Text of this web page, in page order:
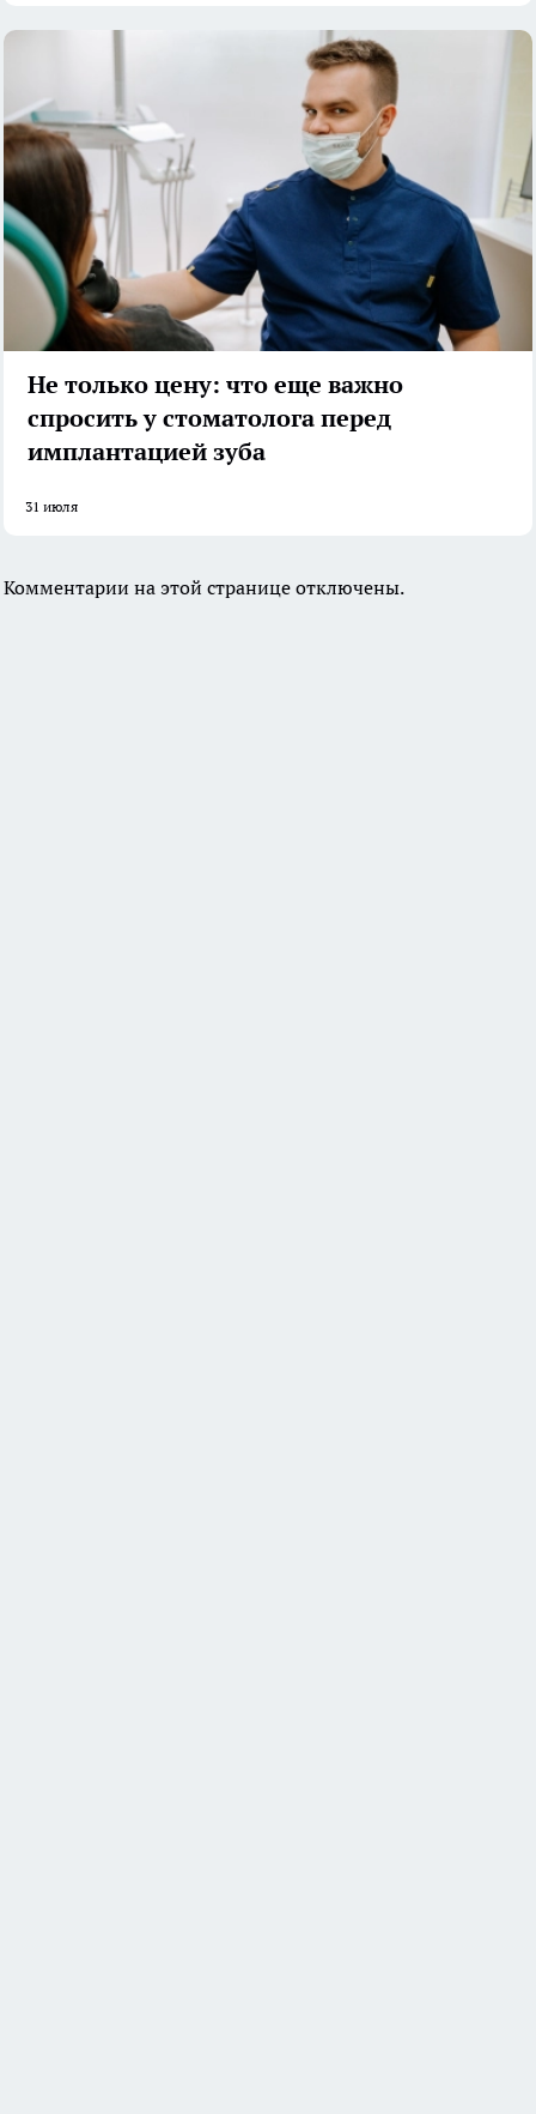
Не только цену: что еще важно
спросить у стоматолога перед
имплантацией зуба
31 июля
Комментарии на этой странице отключены.